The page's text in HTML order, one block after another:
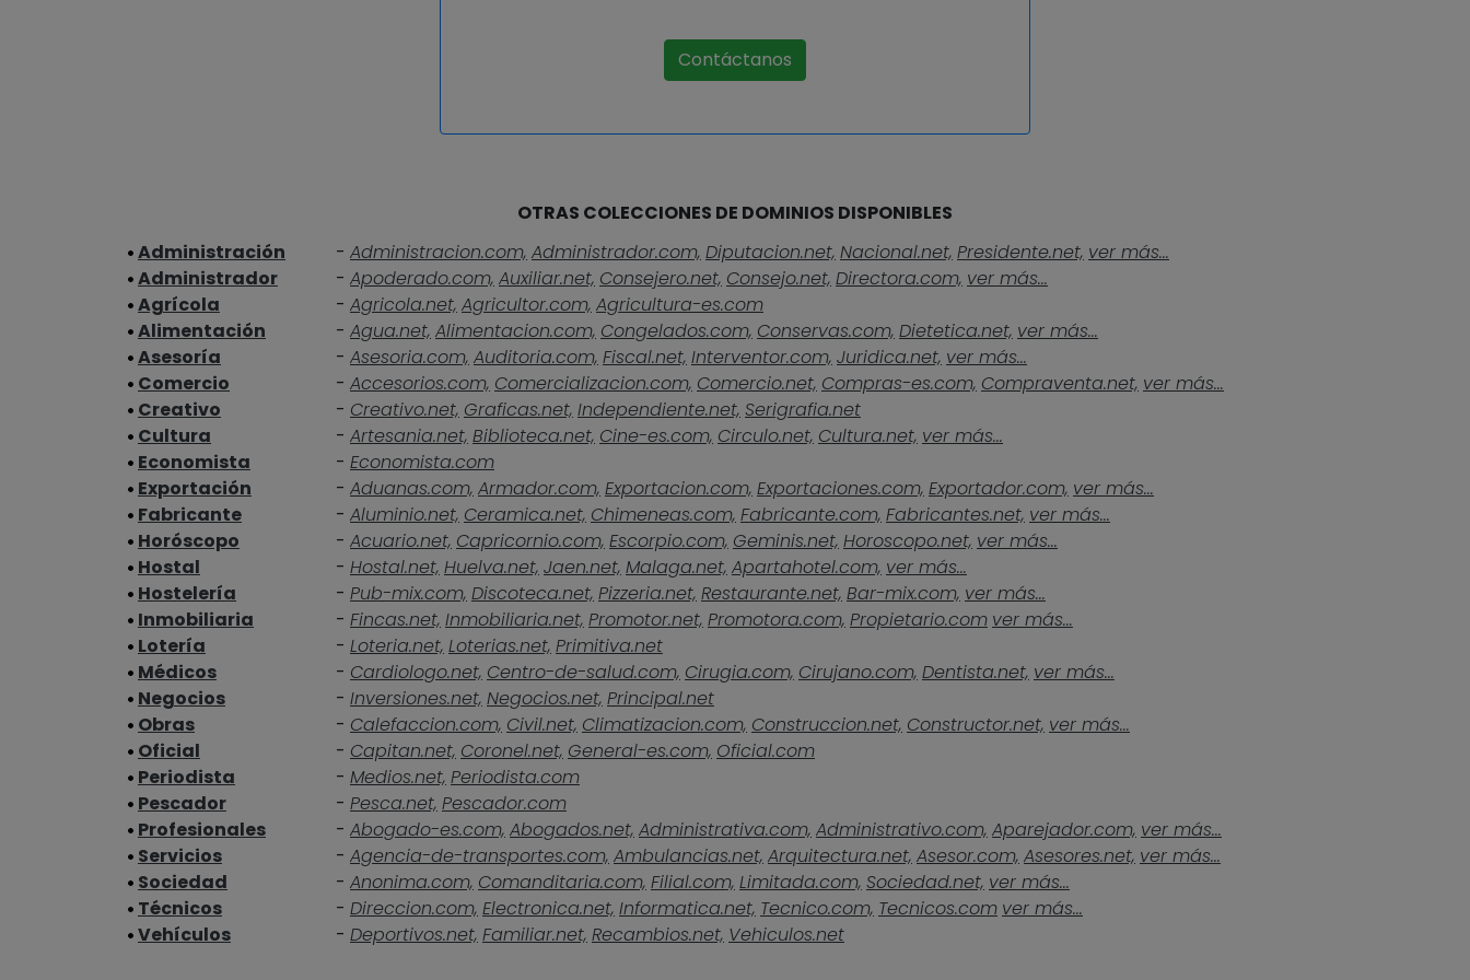
Contáctanos
OTRAS COLECCIONES DE DOMINIOS DISPONIBLES
Administración
- Administracion.com, Administrador.com, Diputacion.net, Nacional.net, Presidente.net, ver más...
Administrador
- Apoderado.com, Auxiliar.net, Consejero.net, Consejo.net, Directora.com, ver más...
Agrícola
- Agricola.net, Agricultor.com, Agricultura-es.com
Alimentación
- Agua.net, Alimentacion.com, Congelados.com, Conservas.com, Dietetica.net, ver más...
Asesoría
- Asesoria.com, Auditoria.com, Fiscal.net, Interventor.com, Juridica.net, ver más...
Comercio
- Accesorios.com, Comercializacion.com, Comercio.net, Compras-es.com, Compraventa.net, ver más...
Creativo
- Creativo.net, Graficas.net, Independiente.net, Serigrafia.net
Cultura
- Artesania.net, Biblioteca.net, Cine-es.com, Circulo.net, Cultura.net, ver más...
Economista
- Economista.com
Exportación
- Aduanas.com, Armador.com, Exportacion.com, Exportaciones.com, Exportador.com, ver más...
Fabricante
- Aluminio.net, Ceramica.net, Chimeneas.com, Fabricante.com, Fabricantes.net, ver más...
Horóscopo
- Acuario.net, Capricornio.com, Escorpio.com, Geminis.net, Horoscopo.net, ver más...
Hostal
- Hostal.net, Huelva.net, Jaen.net, Malaga.net, Apartahotel.com, ver más...
Hostelería
- Pub-mix.com, Discoteca.net, Pizzeria.net, Restaurante.net, Bar-mix.com, ver más...
Inmobiliaria
- Fincas.net, Inmobiliaria.net, Promotor.net, Promotora.com, Propietario.com ver más...
Lotería
- Loteria.net, Loterias.net, Primitiva.net
Médicos
- Cardiologo.net, Centro-de-salud.com, Cirugia.com, Cirujano.com, Dentista.net, ver más...
Negocios
- Inversiones.net, Negocios.net, Principal.net
Obras
- Calefaccion.com, Civil.net, Climatizacion.com, Construccion.net, Constructor.net, ver más...
Oficial
- Capitan.net, Coronel.net, General-es.com, Oficial.com
Periodista
- Medios.net, Periodista.com
Pescador
- Pesca.net, Pescador.com
Profesionales
- Abogado-es.com, Abogados.net, Administrativa.com, Administrativo.com, Aparejador.com, ver más...
Servicios
- Agencia-de-transportes.com, Ambulancias.net, Arquitectura.net, Asesor.com, Asesores.net, ver más...
Sociedad
- Anonima.com, Comanditaria.com, Filial.com, Limitada.com, Sociedad.net, ver más...
Técnicos
- Direccion.com, Electronica.net, Informatica.net, Tecnico.com, Tecnicos.com ver más...
Vehículos
- Deportivos.net, Familiar.net, Recambios.net, Vehiculos.net